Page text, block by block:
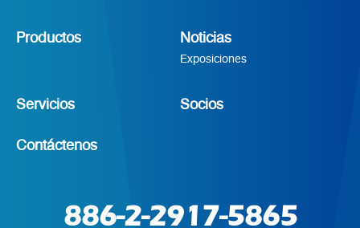
Productos Noticias
Exposiciones
Servicios Socios
Contáctenos
886-2-2917-5865